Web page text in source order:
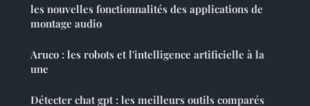
les nouvelles fonctionnalités des applications de
montage audio
Aruco : les robots et l'intelligence artificielle à la
une
Détecter chat gpt : les meilleurs outils comparés